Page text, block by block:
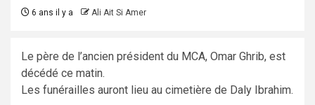
6 ans il y a Ali Ait Si Amer
Le père de l’ancien président du MCA, Omar Ghrib, est
décédé ce matin.
Les funérailles auront lieu au cimetière de Daly Ibrahim.